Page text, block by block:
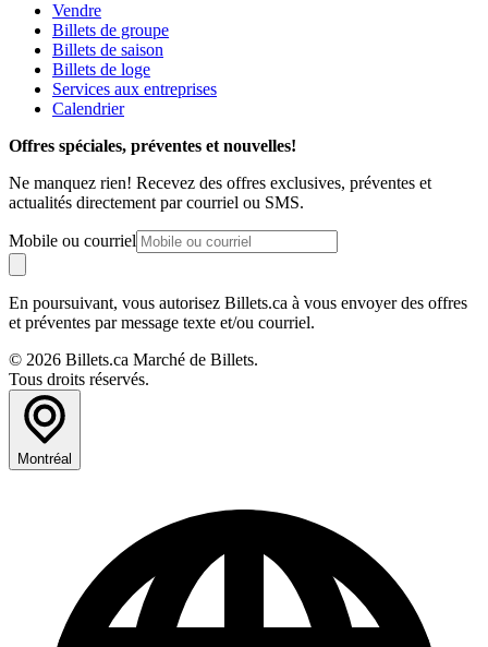
Vendre
Billets de groupe
Billets de saison
Billets de loge
Services aux entreprises
Calendrier
Offres spéciales, préventes et nouvelles!
Ne manquez rien! Recevez des offres exclusives, préventes et
actualités directement par courriel ou SMS.
Mobile ou courriel
En poursuivant, vous autorisez Billets.ca à vous envoyer des offres
et préventes par message texte et/ou courriel.
© 2026 Billets.ca Marché de Billets.
Tous droits réservés.
Montréal